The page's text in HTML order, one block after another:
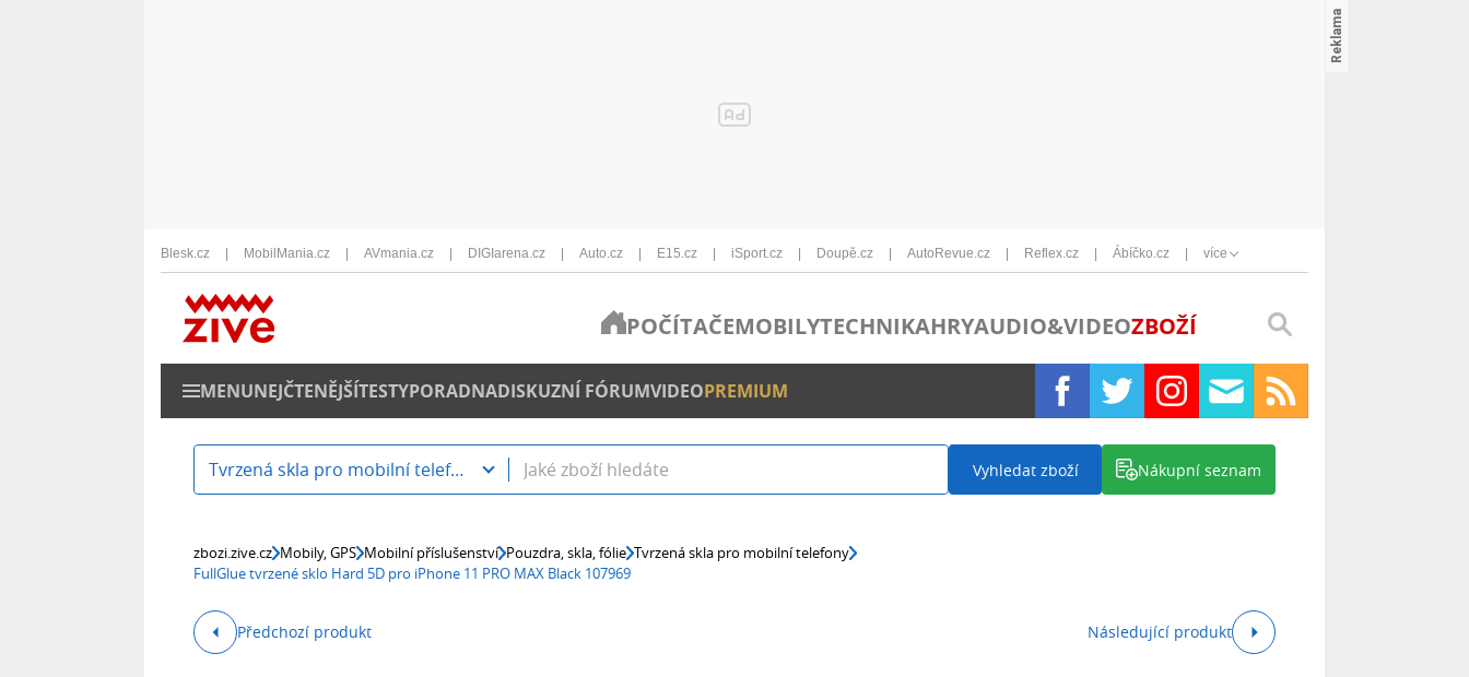
Blesk.cz MobilMania.cz AVmania.cz DIGIarena.cz Auto.cz E15.cz iSport.cz Doupě.cz AutoRevue.cz Reflex.cz Ábíčko.cz více
POČÍTAČEMOBILYTECHNIKAHRYAUDIO&VIDEOZBOŽÍ
MENUNEJČTENĚJŠÍTESTYPORADNADISKUZNÍ FÓRUMVIDEOPREMIUM
Tvrzená skla pro mobilní telefony Vyhledat zboží Nákupní seznam
zbozi.zive.cz Mobily, GPS Mobilní příslušenství Pouzdra, skla, fólie Tvrzená skla pro mobilní telefony
FullGlue tvrzené sklo Hard 5D pro iPhone 11 PRO MAX Black 107969
Předchozí produkt Následující produkt